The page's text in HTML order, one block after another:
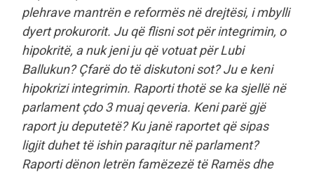
plehrave mantrën e reformës në drejtësi, i mbylli
dyert prokurorit. Ju që flisni sot për integrimin, o
hipokritë, a nuk jeni ju që votuat për Lubi
Ballukun? Çfarë do të diskutoni sot? Ju e keni
hipokrizi integrimin. Raporti thotë se ka sjellë në
parlament çdo 3 muaj qeveria. Keni parë gjë
raport ju deputetë? Ku janë raportet që sipas
ligjit duhet të ishin paraqitur në parlament?
Raporti dënon letrën famëzezë të Ramës dhe